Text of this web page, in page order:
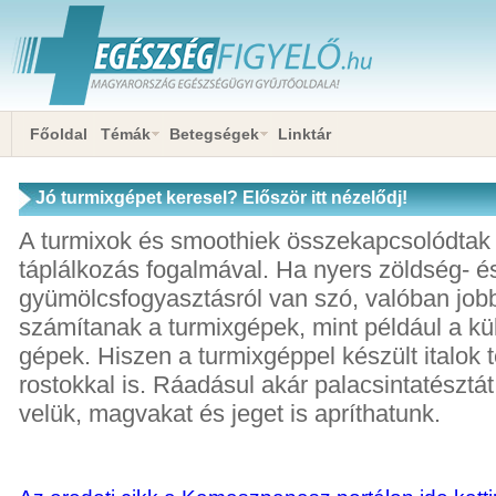
Főoldal Témák Betegségek Linktár
Jó turmixgépet keresel? Először itt nézelődj!
A turmixok és smoothiek
táplálkozás fogalmával. Ha nyers zöldség-
gyümölcsfogyasztásról van szó, valóban
számítanak a turmixgépek, mint például a
gépek. Hiszen a turmixgéppel készült italok
rostokkal is. Ráadásul akár
velük, magvakat és jeget is apríthatunk.